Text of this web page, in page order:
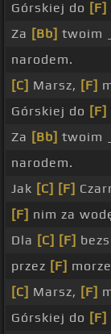
Górskiej do [F]
Za [Bb] twoim _
narodem.
[C] Marsz, [F]
Górskiej do [F]
Za [Bb] twoim _
narodem.
Jak [C] [F]
[F] nim za
Dla [C] [F]
przez [F]
[C] Marsz, [F]
Górskiej do [F]